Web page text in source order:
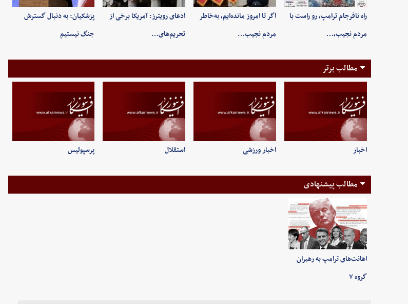
راه نافرجام ترامپ، رو راست با
مردم نجیب،…
اگر تا امروز مانده‌ایم، به‌خاطر
مردم نجیب…
ادعای رویترز: آمریکا برخی از
تحریم‌های…
پزشکیان: به‌ دنبال گسترش
جنگ نیستیم
مطالب برتر
اخبار اخبار ورزشی استقلال پرسپولیس
مطالب پیشنهادی
اهانت‌های ترامپ به رهبران
گروه ۷